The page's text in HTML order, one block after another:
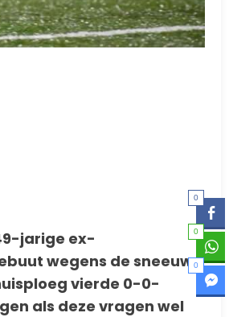
jarige ex-
wegens de sneeuw
vierde 0-0-
als deze vragen wel
0
0
0